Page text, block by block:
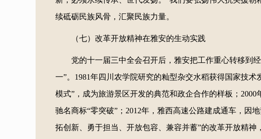
续砥砺民族风骨，汇聚民族力量。
（七）改革开放精神在雅安的生动实践
党的十一届三中全会召开后，雅安把工作重心转移到
一”。1981年四川农学院研究的籼型杂交水稻获得国家技
模式”，成为旅游景区开发的典范和政企合作的样板；
驰名商标“零突破”；2012年，雅西高速公路建成通车，
拓创新、勇于担当、开放包容、兼容并蓄”的改革开放精